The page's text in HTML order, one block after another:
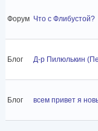
Форум Что с Флибустой?
Блог Д-р Пилюлькин
Блог всем привет я